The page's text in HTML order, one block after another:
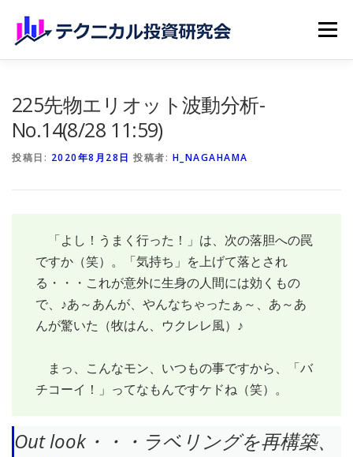
メニュー
225先物エリオット波動分析-
No.14(8/28 11:59)
投稿日: 2020年8月28日 投稿者: H_NAGAHAMA
「よし！うまく行った！」は、次の落胆への罠
ですか（笑）。「気持ち」を上げて落とされ
る・・・これが意外に生身の人間には効くもの
で、♪あ～あんが、やんなちゃったぁ～、あ～あ
んが驚いた（牧はん、ウクレレ風）♪
まっ、こんなモン、いつもの事ですから、「バ
チコーイ！」ってなもんですケドね（笑）。
Out look・・・ラベリングを再構築、